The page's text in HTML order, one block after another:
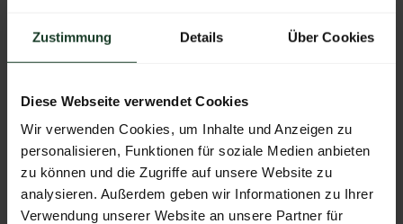
Zustimmung Details Über Cookies
Diese Webseite verwendet Cookies
Wir verwenden Cookies, um Inhalte und Anzeigen zu
personalisieren, Funktionen für soziale Medien anbieten
zu können und die Zugriffe auf unsere Website zu
analysieren. Außerdem geben wir Informationen zu Ihrer
Verwendung unserer Website an unsere Partner für
Plains Game Jagd auf der Kou Kuas Ranch
mit komfortabler Unterkunft und persönlichem Service.
Die Jagd kann individuell gestaltet werden, ob als
Einzeljäger oder in einer Gruppe. Verfügbare Wildarten
umfassen unter anderem: